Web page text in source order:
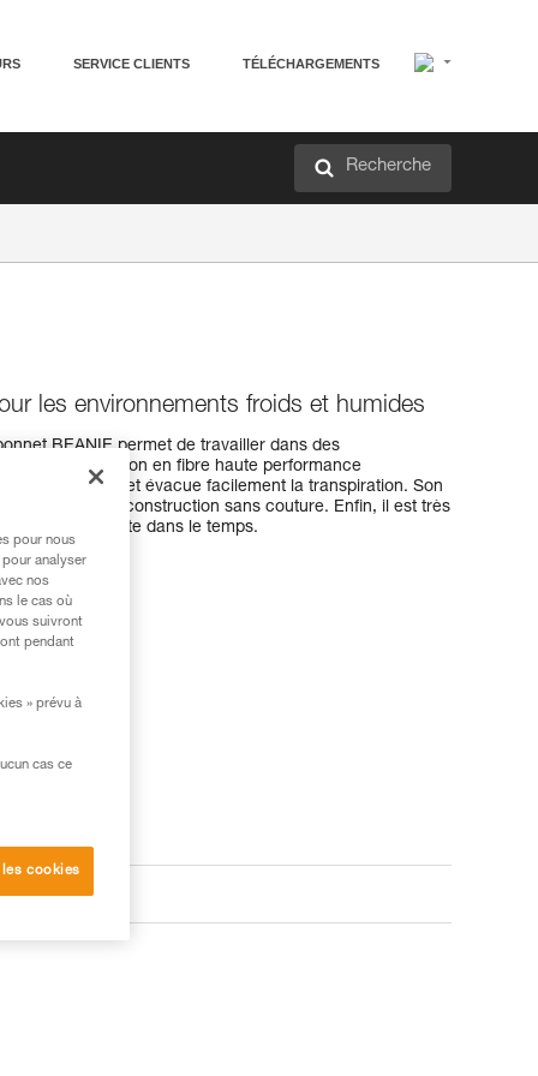
SERVICE CLIENTS TÉLÉCHARGEMENTS
Recherche
les environnements froids et humides
BEANIE permet de travailler dans des
Sa construction en fibre haute performance
thermique et évacue facilement la transpiration. Son
grâce à sa construction sans couture. Enfin, il est très
isolante dans le temps.
pour nous
analyser
nos
le cas où
suivront
pendant
» prévu à
cas ce
cookies